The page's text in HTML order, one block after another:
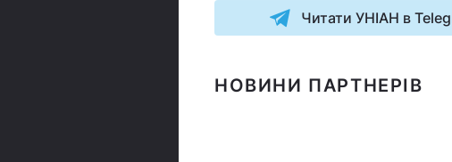
Читати УНІАН в
НОВИНИ ПАРТНЕРІВ